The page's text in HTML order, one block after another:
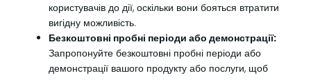
користувачів до дії, оскільки вони бояться втратити
вигідну можливість.
Безкоштовні пробні періоди або демонстрації:
Запропонуйте безкоштовні пробні періоди або
демонстрації вашого продукту або послуги, щоб